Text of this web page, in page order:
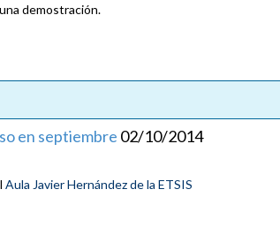
demostración.
en septiembre 02/10/2014
Aula Javier Hernández de la ETSIS